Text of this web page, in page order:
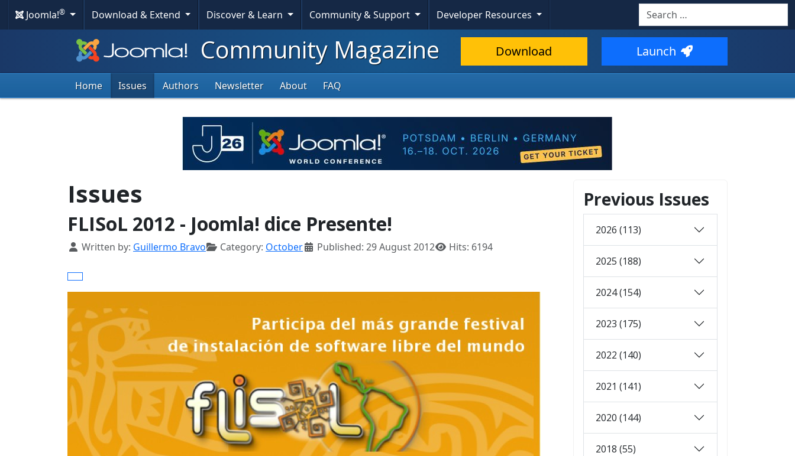
Joomla!® Download & Extend Discover & Learn Community & Support Developer Resources Search
Community Magazine Download Launch
Home Issues Authors Newsletter About FAQ
Issues
FLISoL 2012 - Joomla! dice Presente!
Details
Written by: Guillermo Bravo Category: October Published: 29 August 2012 Hits: 6194
Previous Issues
2026 (113)
2025 (188)
2024 (154)
2023 (175)
2022 (140)
2021 (141)
2020 (144)
2018 (55)